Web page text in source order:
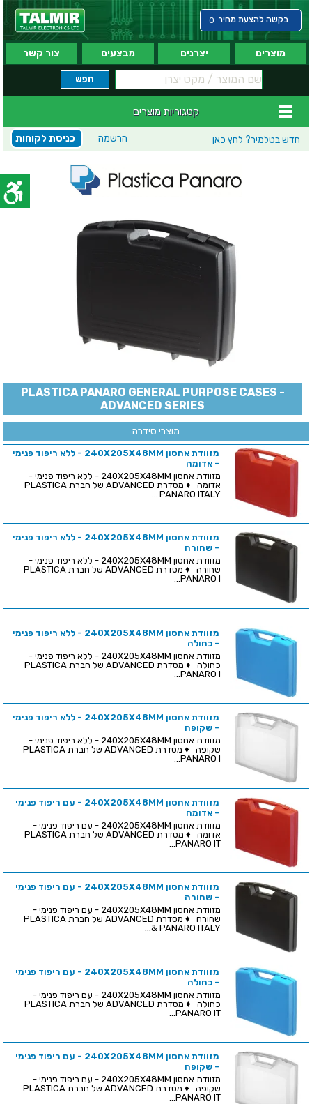
בקשה להצעת מחיר 0
מוצרים יצרנים מבצעים צור קשר
קטגוריות מוצרים
חדש בטלמיר? לחץ כאן כניסת לקוחות הרשמה
PLASTICA PANARO GENERAL PURPOSE CASES -
ADVANCED SERIES
מוצרי סידרה
מזוודת אחסון 240X205X48MM - ללא ריפוד פנימי
- אדומה
מזוודת אחסון 240X205X48MM - ללא ריפוד פנימי -
אדומה ♦ מסדרת ADVANCED של חברת PLASTICA
PANARO ITALY ...
מזוודת אחסון 240X205X48MM - ללא ריפוד פנימי
- שחורה
מזוודת אחסון 240X205X48MM - ללא ריפוד פנימי -
שחורה ♦ מסדרת ADVANCED של חברת PLASTICA
PANARO I...
מזוודת אחסון 240X205X48MM - ללא ריפוד פנימי
- כחולה
מזוודת אחסון 240X205X48MM - ללא ריפוד פנימי -
כחולה ♦ מסדרת ADVANCED של חברת PLASTICA
PANARO I...
מזוודת אחסון 240X205X48MM - ללא ריפוד פנימי
- שקופה
מזוודת אחסון 240X205X48MM - ללא ריפוד פנימי -
שקופה ♦ מסדרת ADVANCED של חברת PLASTICA
PANARO I...
מזוודת אחסון 240X205X48MM - עם ריפוד פנימי
- אדומה
מזוודת אחסון 240X205X48MM - עם ריפוד פנימי -
אדומה ♦ מסדרת ADVANCED של חברת PLASTICA
PANARO IT...
מזוודת אחסון 240X205X48MM - עם ריפוד פנימי
- שחורה
מזוודת אחסון 240X205X48MM - עם ריפוד פנימי -
שחורה ♦ מסדרת ADVANCED של חברת PLASTICA
PANARO ITALY &...
מזוודת אחסון 240X205X48MM - עם ריפוד פנימי
- כחולה
מזוודת אחסון 240X205X48MM - עם ריפוד פנימי -
כחולה ♦ מסדרת ADVANCED של חברת PLASTICA
PANARO IT...
מזוודת אחסון 240X205X48MM - עם ריפוד פנימי
- שקופה
מזוודת אחסון 240X205X48MM - עם ריפוד פנימי -
שקופה ♦ מסדרת ADVANCED של חברת PLASTICA
PANARO IT...